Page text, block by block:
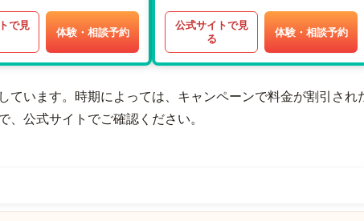
で見
体験・相談予約
公式サイトで見
る
体験・相談予約
ています。時期によっては、キャンペーンで料金が割引され
公式サイトでご確認ください。